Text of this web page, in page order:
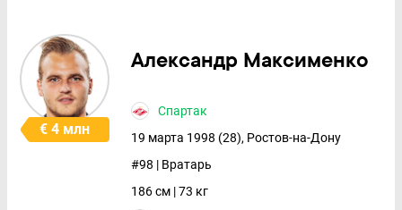
€ 4 млн
Александр Максименко
Спартак
19 марта 1998 (28), Ростов-на-Дону
#98 | Вратарь
186 см | 73 кг